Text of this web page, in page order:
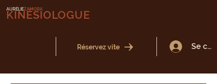
AURÉLIEZAMORA
KINÉSIOLOGUE
Réservez vite Se